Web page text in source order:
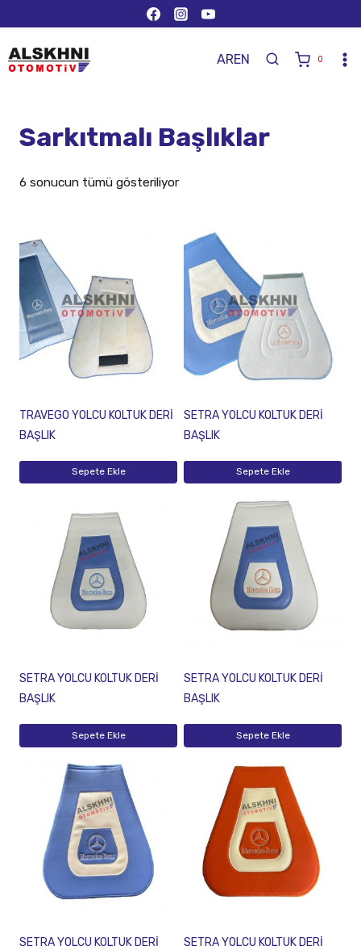
AREN 0
Sarkıtmalı Başlıklar
6 sonucun tümü gösteriliyor
TRAVEGO YOLCU KOLTUK DERİ
BAŞLIK
Sepete Ekle
SETRA YOLCU KOLTUK DERİ
BAŞLIK
Sepete Ekle
SETRA YOLCU KOLTUK DERİ
BAŞLIK
Sepete Ekle
SETRA YOLCU KOLTUK DERİ
BAŞLIK
Sepete Ekle
SETRA YOLCU KOLTUK DERİ
SETRA YOLCU KOLTUK DERİ